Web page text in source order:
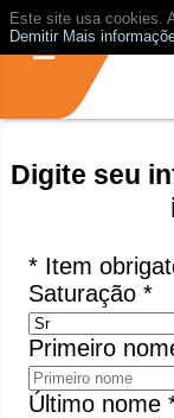
Este site usa cookies.
Demitir Mais
Digite seu
* Item
Saturação *
Primeiro
Último nome